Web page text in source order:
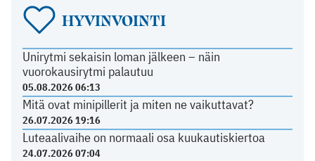
HYVINVOINTI
Unirytmi sekaisin loman jälkeen – näin
vuorokausirytmi palautuu
05.08.2026 06:13
Mitä ovat minipillerit ja miten ne vaikuttavat?
26.07.2026 19:16
Luteaalivaihe on normaali osa kuukautiskiertoa
24.07.2026 07:04